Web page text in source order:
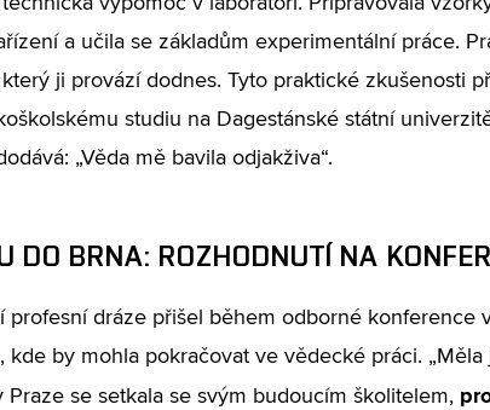
a učila se základům experimentální práce.
ji provází dodnes. Tyto praktické zkušenosti
studiu na Dagestánské státní
„Věda mě bavila odjakživa“.
DO BRNA: ROZHODNUTÍ NA
profesní dráze přišel během odborné konference
kde by mohla pokračovat ve vědecké práci. „Měla
Praze se setkala se svým budoucím školitelem,